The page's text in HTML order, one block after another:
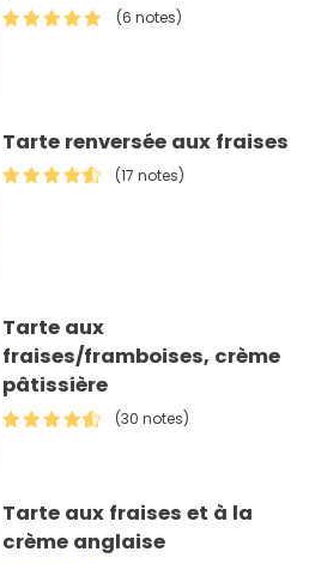
(6 notes)
Tarte renversée aux fraises
(17 notes)
Tarte aux
fraises/framboises, crème
pâtissière
(30 notes)
Tarte aux fraises et à la
crème anglaise